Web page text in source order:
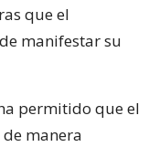
que el
manifestar su
permitido que el
manera